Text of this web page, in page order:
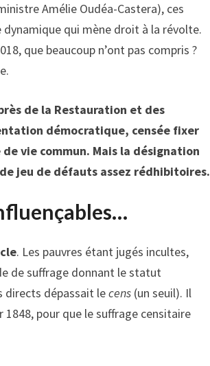
Amélie Oudéa-Castera), ces
qui mène droit à la révolte.
que beaucoup n’ont pas compris ?
de la Restauration et des
démocratique, censée fixer
vie commun. Mais la désignation
jeu de défauts assez rédhibitoires.
. Les pauvres étant jugés incultes,
de suffrage donnant le statut
directs dépassait lecens (un seuil). Il
pour que le suffrage censitaire